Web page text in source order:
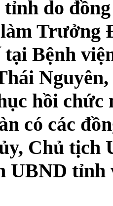
tỉnh do
Trưởng
tại Bệnh
hồi
có các
Chủ tịch
UBND tỉnh